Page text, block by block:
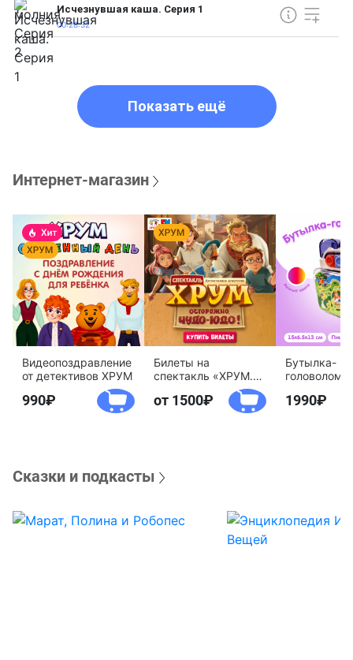
Исчезнувшая каша. Серия 1
00:28:32
Показать ещё
Интернет-магазин
Видеопоздравление
от детективов ХРУМ
990
Билеты на
спектакль «ХРУМ.
Осторожно, Чудо-
Юдо!»
от 1500
Бутылка-
агентство
1990
Сказки и подкасты